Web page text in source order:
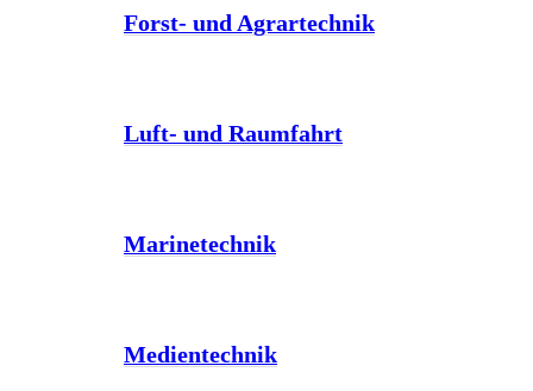
Forst- und Agrartechnik
Luft- und Raumfahrt
Marinetechnik
Medientechnik